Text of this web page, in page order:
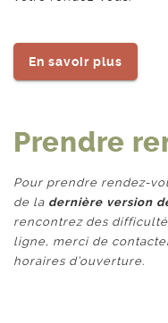
En savoir plus
Prendre
Pour prendre rendez-
de la dernière version
rencontrez des
ligne, merci de
horaires d’ouverture.